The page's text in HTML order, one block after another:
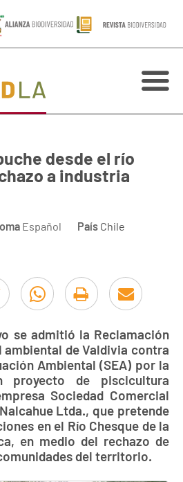
desde el río
a industria
Español País Chile
se admitió la Reclamación
ambiental de Valdivia contra
Ambiental (SEA) por la
proyecto de piscicultura
Sociedad Comercial
Ltda., que pretende
en el Río Chesque de la
en medio del rechazo de
del territorio.